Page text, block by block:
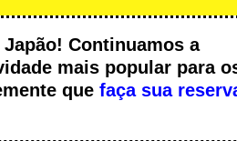
Japão! Continuamos a
mais popular para
que faça sua